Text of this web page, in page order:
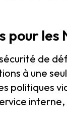
pour les
de
à une
politiques
service